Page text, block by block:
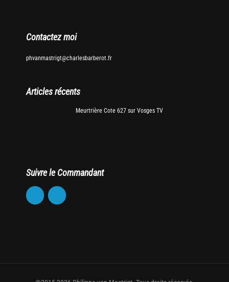
Contactez moi
phvanmastrigt@charlesbarberot.fr
Articles récents
Meurtrière Cote 627 sur Vosges TV
Suivre le Commandant